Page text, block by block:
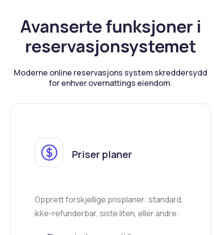
Avanserte funksjoner i
reservasjonsystemet
Moderne online reservasjons system skreddersydd
for enhver overnattings eiendom.
Priser planer
Opprett forskjellige prisplaner: standard,
ikke-refunderbar, siste liten, eller andre.